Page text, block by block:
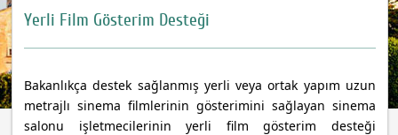
Yerli Film Gösterim Desteği
Bakanlıkça destek sağlanmış yerli veya ortak yapım uzun
metrajlı sinema filmlerinin gösterimini sağlayan sinema
salonu işletmecilerinin yerli film gösterim desteği